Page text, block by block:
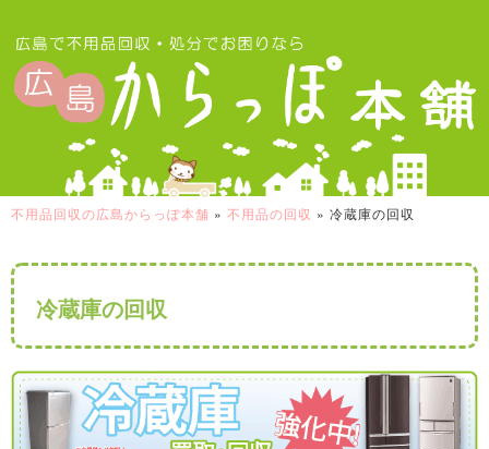
不用品回収の広島からっぽ本舗 » 不用品の回収 » 冷蔵庫の回収
冷蔵庫の回収